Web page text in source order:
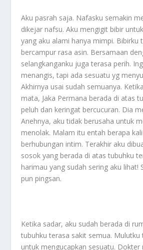
Aku pasrah saja. Nafasku semakin
dikejar nafsu. Aku mengigit bibir
yang aku alami hanya mimpi. Bibirku
bercampur rasa asin. Bersamaan
selangkanganku juga terasa perih.
menangis, tapi ada sesuatu yg
Akhirnya usai sudah semuanya.
mata, Jaka Permana berada di atas
peluh dan keringat bercucuran. Dia
Anehnya, aku tidak berusaha untuk
menolak. Malam itu entah berapa
berhubungan intim. Terakhir aku
sosok yang berada di atas tubuhku
harimau yang sudah sering aku lihat!
pun pingsan.
Ketika sadar, aku sudah berada di
tubuhku terasa sakit semua. Mulutku
untuk mengucapkan sesuatu. Dokter